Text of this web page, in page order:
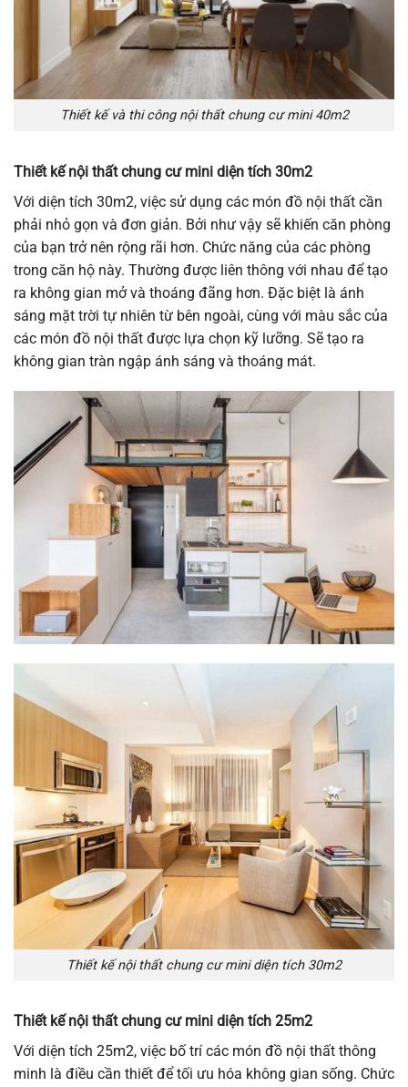
Thiết kế và thi công nội thất chung cư mini 40m2
Thiết kế nội thất chung cư mini diện tích 30m2
Với diện tích 30m2, việc sử dụng các món đồ nội thất cần
phải nhỏ gọn và đơn giản. Bởi như vậy sẽ khiến căn phòng
của bạn trở nên rộng rãi hơn. Chức năng của các phòng
trong căn hộ này. Thường được liên thông với nhau để tạo
ra không gian mở và thoáng đãng hơn. Đặc biệt là ánh
sáng mặt trời tự nhiên từ bên ngoài, cùng với màu sắc của
các món đồ nội thất được lựa chọn kỹ lưỡng. Sẽ tạo ra
không gian tràn ngập ánh sáng và thoáng mát.
Thiết kế nội thất chung cư mini diện tích 30m2
Thiết kế nội thất chung cư mini diện tích 25m2
Với diện tích 25m2, việc bố trí các món đồ nội thất thông
minh là điều cần thiết để tối ưu hóa không gian sống. Chức